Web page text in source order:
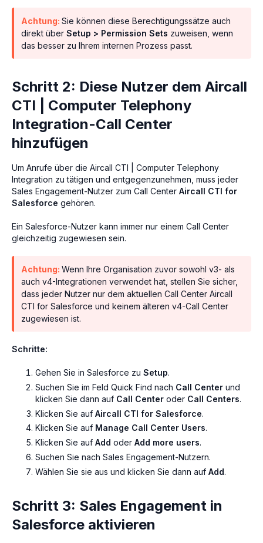
Achtung: Sie können diese Berechtigungssätze auch
direkt über Setup > Permission Sets zuweisen, wenn
das besser zu Ihrem internen Prozess passt.
Schritt 2: Diese Nutzer dem Aircall
CTI | Computer Telephony
Integration-Call Center
hinzufügen
Um Anrufe über die Aircall CTI | Computer Telephony
Integration zu tätigen und entgegenzunehmen, muss jeder
Sales Engagement-Nutzer zum Call Center Aircall CTI for
Salesforce gehören.
Ein Salesforce-Nutzer kann immer nur einem Call Center
gleichzeitig zugewiesen sein.
Achtung: Wenn Ihre Organisation zuvor sowohl v3- als
auch v4-Integrationen verwendet hat, stellen Sie sicher,
dass jeder Nutzer nur dem aktuellen Call Center Aircall
CTI for Salesforce und keinem älteren v4-Call Center
zugewiesen ist.
Schritte:
Gehen Sie in Salesforce zu Setup.
Suchen Sie im Feld Quick Find nach Call Center und
klicken Sie dann auf Call Center oder Call Centers.
Klicken Sie auf Aircall CTI for Salesforce.
Klicken Sie auf Manage Call Center Users.
Klicken Sie auf Add oder Add more users.
Suchen Sie nach Sales Engagement-Nutzern.
Wählen Sie sie aus und klicken Sie dann auf Add.
Schritt 3: Sales Engagement in
Salesforce aktivieren